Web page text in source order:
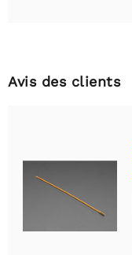
Avis des clients